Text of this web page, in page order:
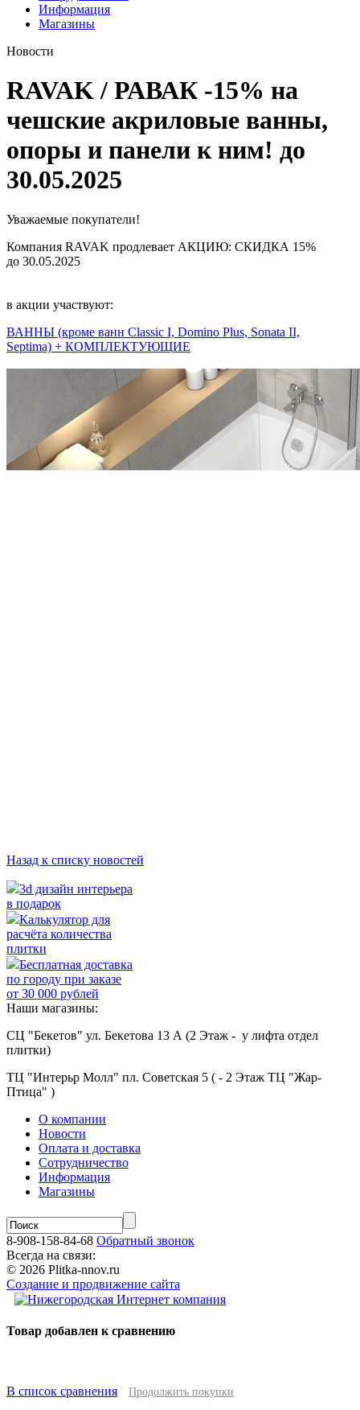
Информация
Магазины
Новости
RAVAK / РАВАК -15% на
чешские акриловые ванны,
опоры и панели к ним! до
30.05.2025
Уважаемые покупатели!
Компания RAVAK продлевает АКЦИЮ: СКИДКА 15%
до 30.05.2025
в акции участвуют:
ВАННЫ (кроме ванн Classic I, Domino Plus, Sonata II,
Septima) + КОМПЛЕКТУЮЩИЕ
Назад к списку новостей
3d дизайн интерьера
в подарок
Калькулятор для
расчёта количества
плитки
Бесплатная доставка
по городу при заказе
от 30 000 рублей
Наши магазины:
СЦ "Бекетов" ул. Бекетова 13 А (2 Этаж - у лифта отдел
плитки)
ТЦ "Интерьр Молл" пл. Советская 5 ( - 2 Этаж ТЦ "Жар-
Птица" )
О компании
Новости
Оплата и доставка
Сотрудничество
Информация
Магазины
8-908-158-84-68 Обратный звонок
Всегда на связи:
© 2026 Plitka-nnov.ru
Создание и продвижение сайта
Товар добавлен к сравнению
В список сравнения Продолжить покупки